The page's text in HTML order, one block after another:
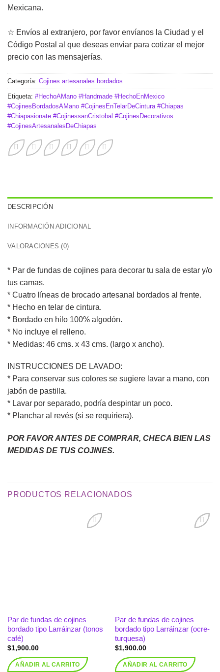
Mexicana.
☆ Envíos al extranjero, por favor envíanos la Ciudad y el
Código Postal al que deseas enviar para cotizar el mejor
precio con las mensajerías.
Categoría: Cojines artesanales bordados
Etiqueta: #HechoAMano #Handmade #HechoEnMexico
#CojinesBordadosAMano #CojinesEnTelarDeCintura #Chiapas
#Chiapasionate #CojinessanCristobal #CojinesDecorativos
#CojinesArtesanalesDeChiapas
DESCRIPCIÓN
INFORMACIÓN ADICIONAL
VALORACIONES (0)
* Par de fundas de cojines para decorar tu sala de estar y/o
tus camas.
* Cuatro líneas de brocado artesanal bordados al frente.
* Hecho en telar de cintura.
* Bordado en hilo 100% algodón.
* No incluye el relleno.
* Medidas: 46 cms. x 43 cms. (largo x ancho).
INSTRUCCIONES DE LAVADO:
* Para conservar sus colores se sugiere lavar a mano, con
jabón de pastilla.
* Lavar por separado, podría despintar un poco.
* Planchar al revés (si se requiriera).
POR FAVOR ANTES DE COMPRAR, CHECA BIEN LAS
MEDIDAS DE TUS COJINES.
PRODUCTOS RELACIONADOS
Par de fundas de cojines
bordado tipo Larráinzar (tonos
café)
$1,900.00
AÑADIR AL CARRITO
Par de fundas de cojines
bordado tipo Larráinzar (ocre-
turquesa)
$1,900.00
AÑADIR AL CARRITO